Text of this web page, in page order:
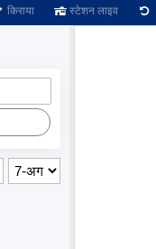
किराया स्टेशन लाइव